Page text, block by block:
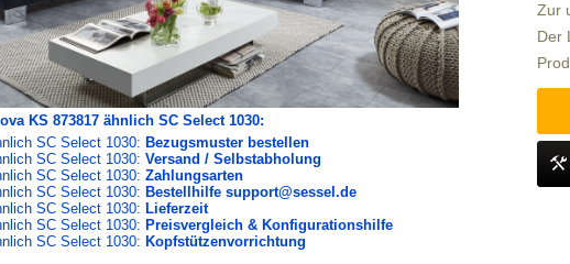
KS 873817 ähnlich SC Select 1030:
SC Select 1030: Bezugsmuster bestellen
SC Select 1030: Versand / Selbstabholung
SC Select 1030: Zahlungsarten
SC Select 1030: Bestellhilfe support@sessel.de
SC Select 1030: Lieferzeit
SC Select 1030: Preisvergleich & Konfigurationshilfe
SC Select 1030: Kopfstützenvorrichtung
Zur
Der